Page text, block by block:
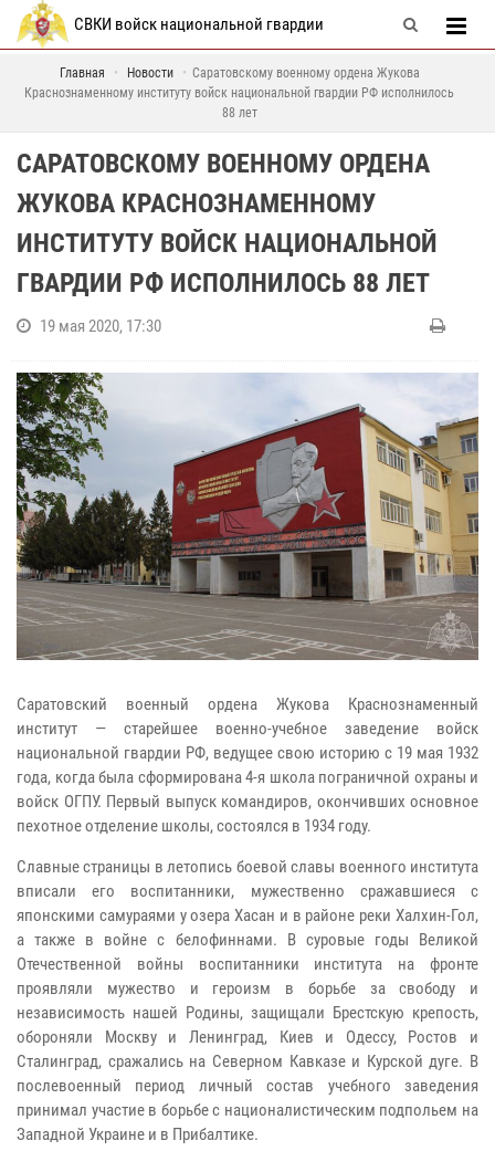
СВКИ войск национальной гвардии
Главная Новости
Саратовскому военному ордена Жукова
Краснознаменному институту войск национальной гвардии РФ исполнилось
88 лет
САРАТОВСКОМУ ВОЕННОМУ ОРДЕНА
ЖУКОВА КРАСНОЗНАМЕННОМУ
ИНСТИТУТУ ВОЙСК НАЦИОНАЛЬНОЙ
ГВАРДИИ РФ ИСПОЛНИЛОСЬ 88 ЛЕТ
19 мая 2020, 17:30
Саратовский военный ордена Жукова Краснознаменный
институт — старейшее военно-учебное заведение войск
национальной гвардии РФ, ведущее свою историю с 19 мая 1932
года, когда была сформирована 4-я школа пограничной охраны и
войск ОГПУ. Первый выпуск командиров, окончивших основное
пехотное отделение школы, состоялся в 1934 году.
Славные страницы в летопись боевой славы военного института
вписали его воспитанники, мужественно сражавшиеся с
японскими самураями у озера Хасан и в районе реки Халхин-Гол,
а также в войне с белофиннами. В суровые годы Великой
Отечественной войны воспитанники института на фронте
проявляли мужество и героизм в борьбе за свободу и
независимость нашей Родины, защищали Брестскую крепость,
обороняли Москву и Ленинград, Киев и Одессу, Ростов и
Сталинград, сражались на Северном Кавказе и Курской дуге. В
послевоенный период личный состав учебного заведения
принимал участие в борьбе с националистическим подпольем на
Западной Украине и в Прибалтике.